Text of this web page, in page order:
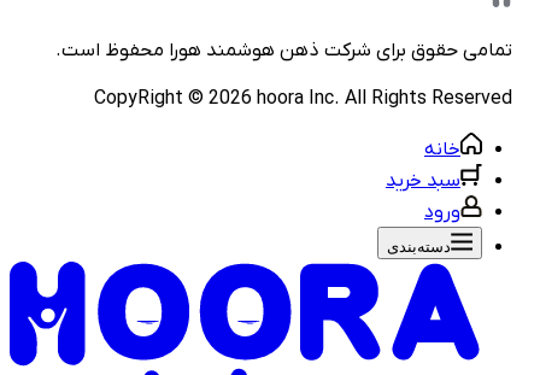
حقوق برای شرکتذهن هوشمند هورامحفوظ است.
CopyRight ©2026hoora Inc. All Rights
خانه
سبد خرید
ورود
دسته‌بندی‌